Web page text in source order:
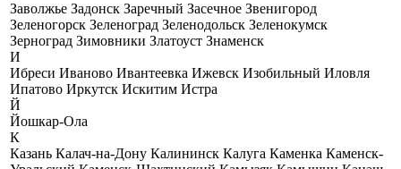
Заволжье Задонск Заречный Засечное Звенигород
Зеленогорск Зеленоград Зеленодольск Зеленокумск
Зерноград Зимовники Златоуст Знаменск
И
Ибреси Иваново Ивантеевка Ижевск Изобильный Иловля
Ипатово Иркутск Искитим Истра
Й
Йошкар-Ола
К
Казань Калач-на-Дону Калининск Калуга Каменка Каменск-